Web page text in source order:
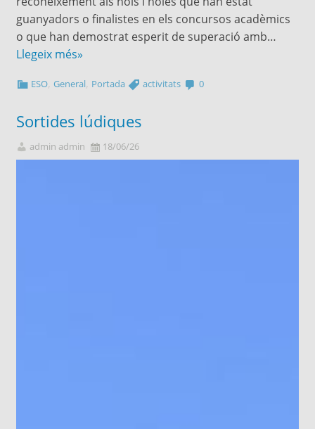
guanyadors o finalistes en els concursos acadèmics
o que han demostrat esperit de superació amb…
Llegeix més»
ESO ,General Portada activitats 0
Sortides lúdiques
admin admin 18/06/26